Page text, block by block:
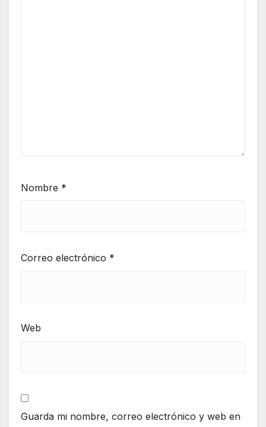
Nombre *
Correo electrónico *
Web
Guarda mi nombre, correo electrónico y web en